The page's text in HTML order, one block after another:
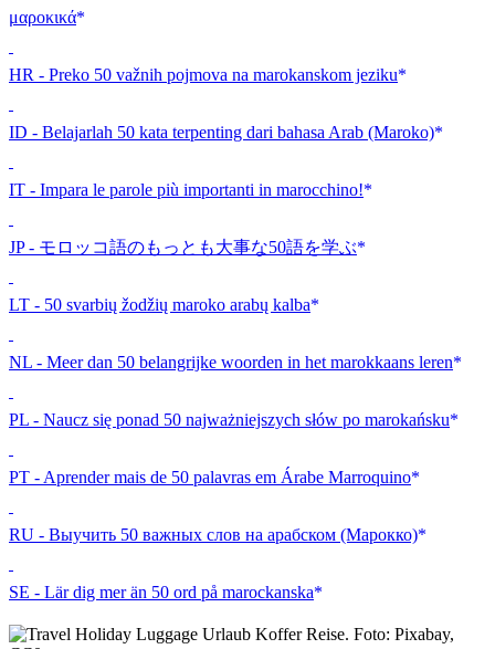
μαροκικά
HR - Preko 50 važnih pojmova na marokanskom jeziku
ID - Belajarlah 50 kata terpenting dari bahasa Arab (Maroko)
IT - Impara le parole più importanti in marocchino!
JP - モロッコ語のもっとも大事な50語を学ぶ
LT - 50 svarbių žodžių maroko arabų kalba
NL - Meer dan 50 belangrijke woorden in het marokkaans leren
PL - Naucz się ponad 50 najważniejszych słów po marokańsku
PT - Aprender mais de 50 palavras em Árabe Marroquino
RU - Выучить 50 важных слов на арабском (Марокко)
SE - Lär dig mer än 50 ord på marockanska